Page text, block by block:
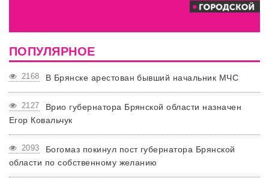
ПОПУЛЯРНОЕ
2168 В Брянске арестован бывший начальник МЧС
2127
Врио губернатора Брянской области назначен
Егор Ковальчук
2093
Богомаз покинул пост губернатора Брянской
области по собственному желанию